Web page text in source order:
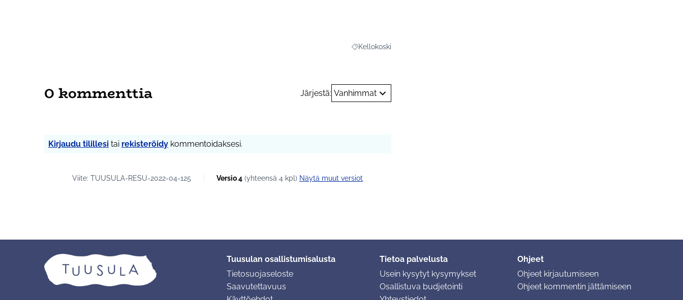
Rajaa tulokset aihepiirin mukaan: Kellokoski
Kellokoski
0 kommenttia Järjestä: Vanhimmat
Kirjaudu tilillesi tai rekisteröidy kommentoidaksesi.
Viite: TUUSULA-RESU-2022-04-125 Versio 4 (yhteensä 4 kpl) näytä muut versiot
Tuusulan osallistumisalusta
Tietosuojaseloste
Saavutettavuus
Tietoa palvelusta
Usein kysytyt kysymykset
Osallistuva budjetointi
Ohjeet
Ohjeet kirjautumiseen
Ohjeet kommentin jättämiseen